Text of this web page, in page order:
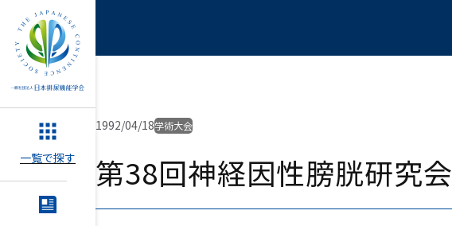
一覧で探す
1992/04/18学術大会
第38回神経因性膀胱研究会